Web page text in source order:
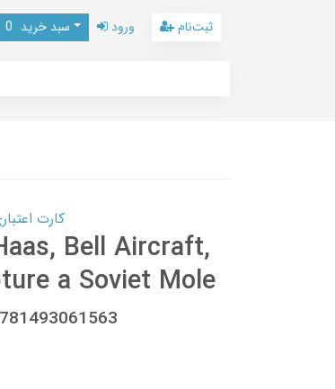
سبد خرید 0 ورود ثبت‌نام
کارت اعتباری کتاب دانلود
Bell Aircraft,
a Soviet Mole